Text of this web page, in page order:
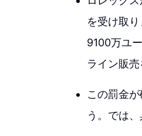
を受け取
9100万ユ
ライン販
この罰金
う。では